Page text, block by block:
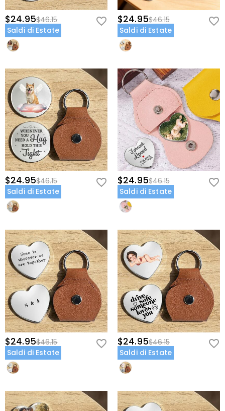
$24.95$46.15
Saldi di Estate
$24.95$46.15
Saldi di Estate
$24.95$46.15
Saldi di Estate
$24.95$46.15
Saldi di Estate
$24.95$46.15
Saldi di Estate
$24.95$46.15
Saldi di Estate